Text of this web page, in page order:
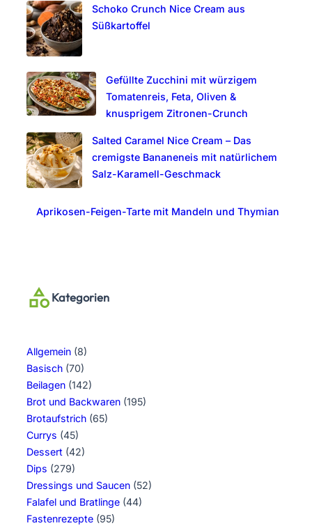
Schoko Crunch Nice Cream aus
Süßkartoffel
Gefüllte Zucchini mit würzigem
Tomatenreis, Feta, Oliven &
knusprigem Zitronen-Crunch
Salted Caramel Nice Cream – Das
cremigste Bananeneis mit natürlichem
Salz-Karamell-Geschmack
Aprikosen-Feigen-Tarte mit Mandeln und Thymian
Kategorien
Allgemein (8)
Basisch (70)
Beilagen (142)
Brot und Backwaren (195)
Brotaufstrich (65)
Currys (45)
Dessert (42)
Dips (279)
Dressings und Saucen (52)
Falafel und Bratlinge (44)
Fastenrezepte (95)